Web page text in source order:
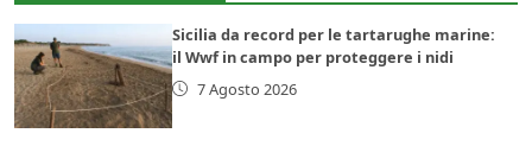
Sicilia da record per le tartarughe marine:
il Wwf in campo per proteggere i nidi
7 Agosto 2026